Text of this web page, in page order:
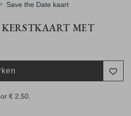
Save the Date kaart
MET
€ 2,50.